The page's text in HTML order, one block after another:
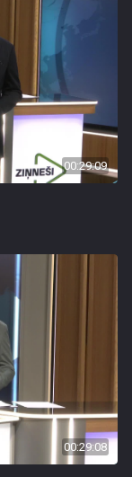
00:29:09
00:29:08